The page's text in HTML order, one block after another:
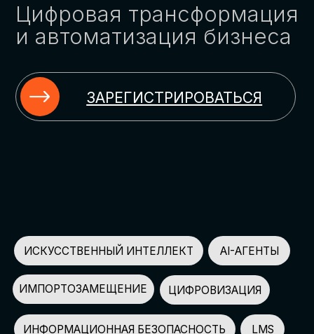
ИСКУССТВЕННЫЙ ИНТЕЛЛЕКТ
НЕЙРОСЕТИ ДЛЯ БИЗНЕСА
КЭДО
ЦИФРОВИЗАЦИЯ
АВТОМАТИЗАЦИЯ HR
АВТОМАТИЗАЦИЯ МАРКЕТИНГА И ПРОДАЖ
AI-АССИСТЕНТЫ
ЧАТ-БОТЫ
ИМПОРТОЗАМЕЩЕНИЕ